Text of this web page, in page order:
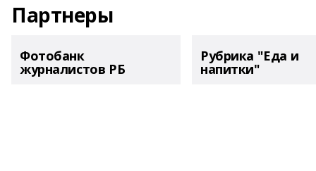
Партнеры
Фотобанк
журналистов РБ
Рубрика "Еда и
напитки"